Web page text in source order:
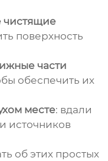
чистящие
поверхность
части
обеспечить их
месте: вдали
источников
об этих простых